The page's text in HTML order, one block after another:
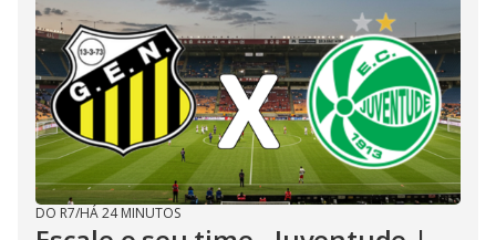
DO R7/HÁ 24 MINUTOS